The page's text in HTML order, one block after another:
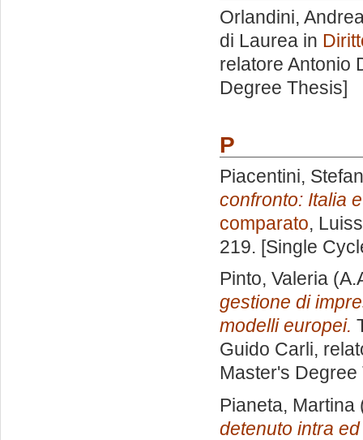
Orlandini,
di Laurea in
relatore Antonio
Degree Thesis]
P
Piacentini,
confronto: Italia
comparato,
219. [Single
Pinto, Valeria
gestione di
modelli europei.
Guido Carli,
Master's Degree
Pianeta, Martina
detenuto intra